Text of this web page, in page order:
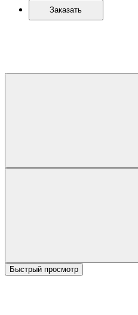
Заказать
Быстрый просмотр